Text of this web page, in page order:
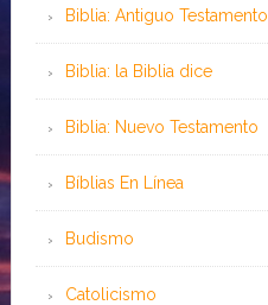
Biblia: Antiguo Testamento
Biblia: la Biblia dice
Biblia: Nuevo Testamento
Bíblias En Línea
Budismo
Catolicismo